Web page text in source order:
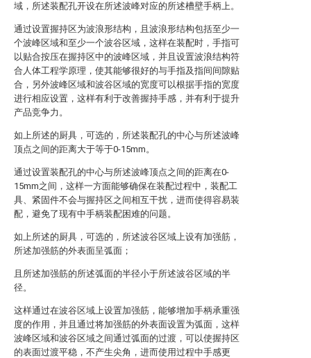
域，所述装配孔开设在所述波峰对应的所述槽壁手柄上。
通过设置握持区为波浪形结构，且波浪形结构包括至少一
个波峰区域和至少一个波谷区域，这样在装配时，手指可
以贴合按压在握持区中的波峰区域，并且设置波浪结构符
合人体工程学原理，使其能够很好的与手指及指间间隙贴
合，另外波峰区域和波谷区域的宽度可以根据手指的宽度
进行相应设置，这样有利于改善握持手感，并有利于提升
产品竞争力。
如上所述的厨具，可选的，所述装配孔的中心与所述波峰
顶点之间的距离大于等于0-15mm。
通过设置装配孔的中心与所述波峰顶点之间的距离在0-
15mm之间，这样一方面能够确保在装配过程中，装配工
具、紧固件不会与握持区之间相互干扰，进而使得容易装
配，避免了现有中手柄装配困难的问题。
如上所述的厨具，可选的，所述波谷区域上设有加强筋，
所述加强筋的外表面呈弧面；
且所述加强筋的所述弧面的半径小于所述波谷区域的半
径。
这样通过在波谷区域上设置加强筋，能够增加手柄承重强
度的作用，并且通过将加强筋的外表面设置为弧面，这样
波峰区域和波谷区域之间通过弧面的过渡，可以使握持区
的表面过渡平稳，不产生尖角，进而使用过程中手感更